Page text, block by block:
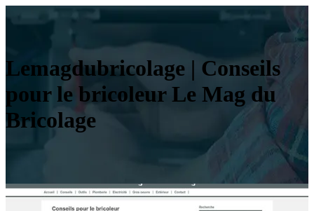
Lemag­dub­ricola­ge | Conseils
pour le bricoleur Le Mag du
Bricolage